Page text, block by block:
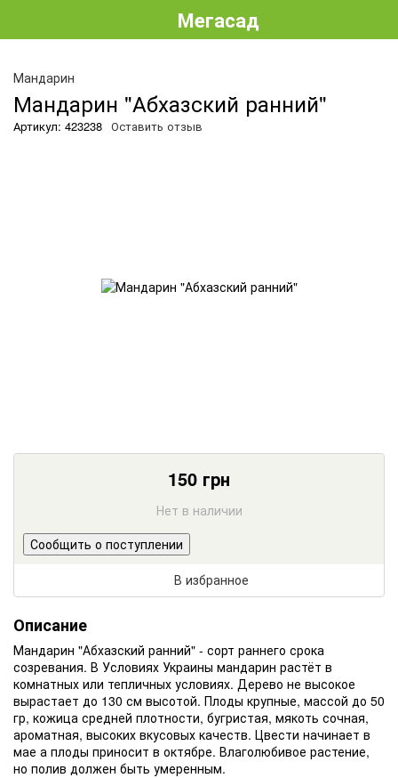
Мегасад
Мандарин
Мандарин "Абхазский ранний"
Артикул: 423238 Оставить отзыв
150 грн
Нет в наличии
Сообщить о поступлении
В избранное
Описание
Мандарин "Абхазский ранний" - сорт раннего срока
созревания. В Условиях Украины мандарин растёт в
комнатных или тепличных условиях. Дерево не высокое
вырастает до 130 см высотой. Плоды крупные, массой до 50
гр, кожица средней плотности, бугристая, мякоть сочная,
ароматная, высоких вкусовых качеств. Цвести начинает в
мае а плоды приносит в октябре. Влаголюбивое растение,
но полив должен быть умеренным.